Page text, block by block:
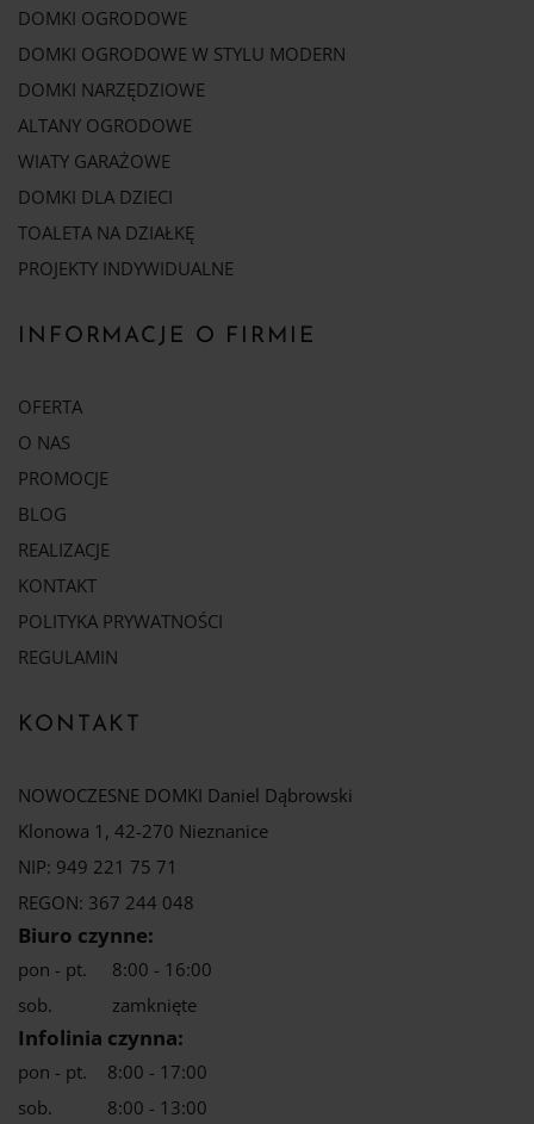
DOMKI OGRODOWE
DOMKI OGRODOWE W STYLU MODERN
DOMKI NARZĘDZIOWE
ALTANY OGRODOWE
WIATY GARAŻOWE
DOMKI DLA DZIECI
TOALETA NA DZIAŁKĘ
PROJEKTY INDYWIDUALNE
INFORMACJE O FIRMIE
OFERTA
O NAS
PROMOCJE
BLOG
REALIZACJE
KONTAKT
POLITYKA PRYWATNOŚCI
REGULAMIN
KONTAKT
NOWOCZESNE DOMKI Daniel Dąbrowski
Klonowa 1, 42-270 Nieznanice
NIP: 949 221 75 71
REGON: 367 244 048
Biuro czynne:
pon - pt.
8:00 - 16:00
sob.
zamknięte
Infolinia czynna:
pon - pt.
8:00 - 17:00
sob.
8:00 - 13:00